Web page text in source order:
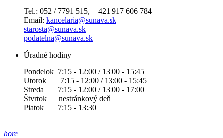
Tel.: 052 / 7791 515, +421 917 606 784
Email: kancelaria@sunava.sk
starosta@sunava.sk
podatelna@sunava.sk
Úradné hodiny
Pondelok 7:15 - 12:00 / 13:00 - 15:45
Utorok 7:15 - 12:00 / 13:00 - 15:45
Streda 7:15 - 12:00 / 13:00 - 17:00
Štvrtok nestránkový deň
Piatok 7:15 - 13:30
hore